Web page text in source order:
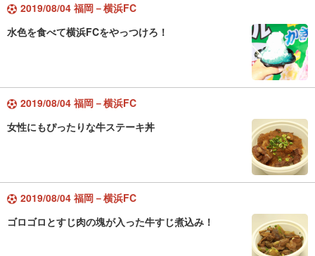
2019/08/04 福岡－横浜FC
水色を食べて横浜FCをやっつけろ！
2019/08/04 福岡－横浜FC
女性にもぴったりな牛ステーキ丼
2019/08/04 福岡－横浜FC
ゴロゴロとすじ肉の塊が入った牛すじ煮込み！